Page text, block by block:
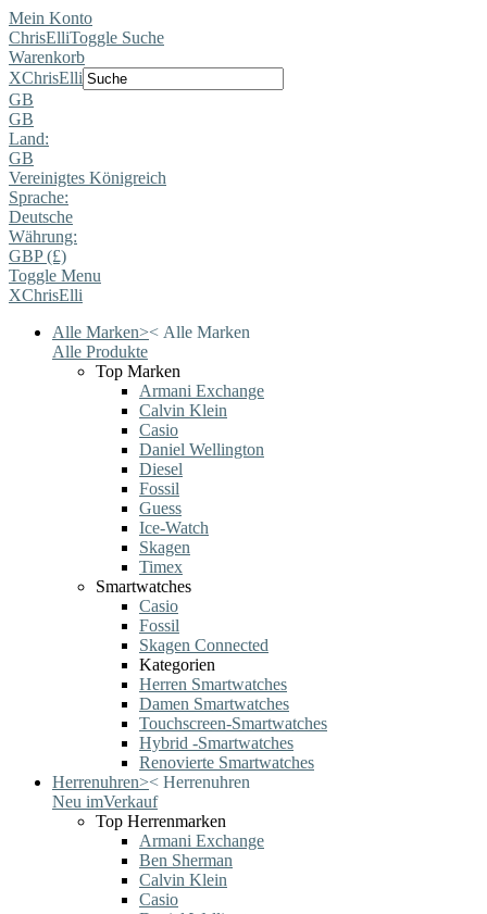
Mein Konto
ChrisElliToggle Suche
Warenkorb
XChrisElli
GB
GB
Land:
GB
Vereinigtes Königreich
Sprache:
Deutsche
Währung:
GBP (£)
Toggle Menu
XChrisElli
Alle Marken>< Alle Marken
Alle Produkte
Top Marken
Armani Exchange
Calvin Klein
Casio
Daniel Wellington
Diesel
Fossil
Guess
Ice-Watch
Skagen
Timex
Smartwatches
Casio
Fossil
Skagen Connected
Kategorien
Herren Smartwatches
Damen Smartwatches
Touchscreen-Smartwatches
Hybrid -Smartwatches
Renovierte Smartwatches
Herrenuhren>< Herrenuhren
Neu imVerkauf
Top Herrenmarken
Armani Exchange
Ben Sherman
Calvin Klein
Casio